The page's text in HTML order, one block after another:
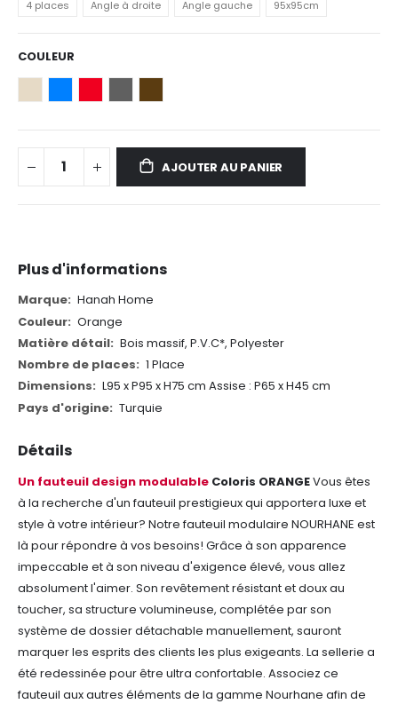
4 places Angle à droite Angle gauche 95x95cm
COULEUR
AJOUTER AU PANIER
Détails
Un fauteuil design modulable Coloris ORANGEVous êtes
à la recherche d'un fauteuil prestigieux qui apportera luxe et
style à votre intérieur? Notre fauteuil modulaire NOURHANE est
là pour répondre à vos besoins! Grâce à son apparence
impeccable et à son niveau d'exigence élevé, vous allez
absolument l'aimer. Son revêtement résistant et doux au
toucher, sa structure volumineuse, complétée par son
système de dossier détachable manuellement, sauront
marquer les esprits des clients les plus exigeants. La sellerie a
été redessinée pour être ultra confortable. Associez ce
fauteuil aux autres éléments de la gamme Nourhane afin de
Plus d'informations
Plus
d'informations
Hanah Home
Orange
Bois massif, P.V.C*, Polyester
1 Place
L95 x P95 x H75 cm Assise : P65 x H45 cm
Turquie